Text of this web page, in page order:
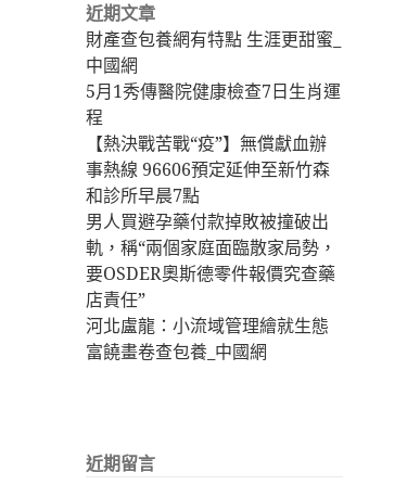
近期文章
財產查包養網有特點 生涯更甜蜜_
中國網
5月1秀傳醫院健康檢查7日生肖運
程
【熱決戰苦戰“疫”】無償獻血辦
事熱線 96606預定延伸至新竹森
和診所早晨7點
男人買避孕藥付款掉敗被撞破出
軌，稱“兩個家庭面臨散家局勢，
要OSDER奧斯德零件報價究查藥
店責任”
河北盧龍：小流域管理繪就生態
富饒畫卷查包養_中國網
近期留言